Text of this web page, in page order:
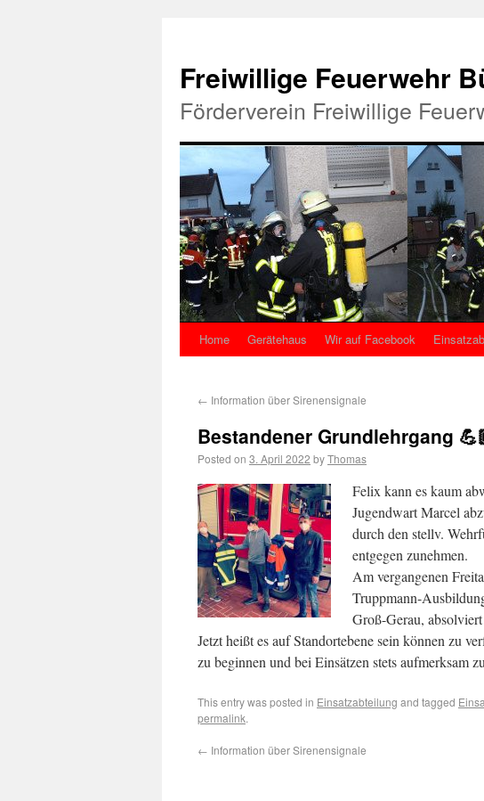
Freiwillige Feuerwehr
Förderverein Freiwillige
Home Gerätehaus Wir auf Facebook
← Information über Sirenensignale
Bestandener Grundlehrgang
Posted on 3. April 2022 byThomas
Felix kann es kaum
Jugendwart Marcel
durch den stellv.
entgegen zunehmen.
Am vergangenen
Truppmann-
Groß-Gerau,
Jetzt heißt es auf Standortebene sein können zu
zu beginnen und bei Einsätzen stets aufmerksam
This entry was posted in Einsatzabteilung and tagged
permalink.
← Information über Sirenensignale